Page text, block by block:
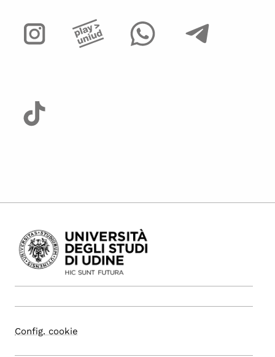
Config. cookie